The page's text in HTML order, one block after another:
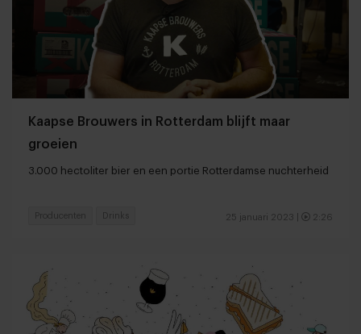
Kaapse Brouwers in Rotterdam blijft maar
groeien
3.000 hectoliter bier en een portie Rotterdamse nuchterheid
25 januari 2023 2:26
Producenten Drinks